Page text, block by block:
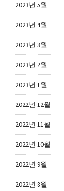
2023년 5월
2023년 4월
2023년 3월
2023년 2월
2023년 1월
2022년 12월
2022년 11월
2022년 10월
2022년 9월
2022년 8월